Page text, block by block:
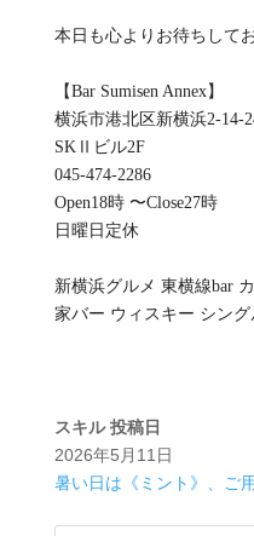
本日も心よりお待ちして
【Bar Sumisen Annex】
横浜市港北区新横浜2-14-
SKⅡビル2F
045-474-2286
Open18時 〜Close27時
日曜日定休
新横浜グルメ 東横線bar
家バー ウィスキー シン
スキル 投稿日
2026年5月11日
暑い日は《ミント》、ご